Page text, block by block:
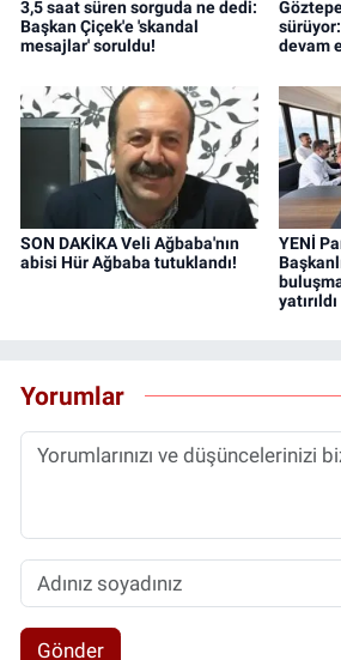
3,5 saat süren sorguda ne dedi:
Başkan Çiçek'e 'skandal
mesajlar' soruldu!
devam
SON DAKİKA Veli Ağbaba'nın
abisi Hür Ağbaba tutuklandı!
YENİ
yatırıldı
Yorumlar
Gönder